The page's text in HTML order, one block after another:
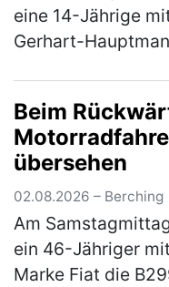
eine 14-Jährige
Gerhart-
Scoote…(mehr)
Beim
übersehen
02.08.2026 – Berching
Am
ein 46-Jähriger
Marke Fiat die